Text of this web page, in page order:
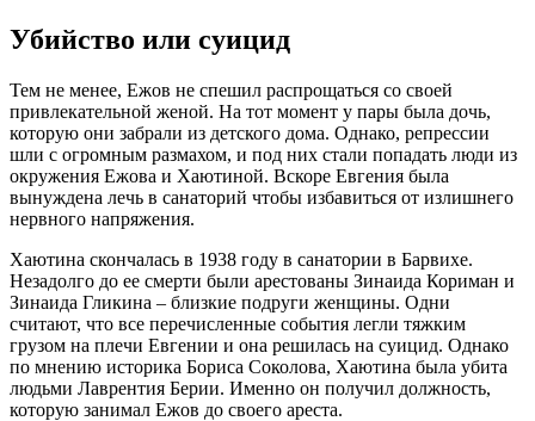
Убийство или суицид
Тем не менее, Ежов не спешил распрощаться со своей
привлекательной женой. На тот момент у пары была дочь,
которую они забрали из детского дома. Однако, репрессии
шли с огромным размахом, и под них стали попадать люди из
окружения Ежова и Хаютиной. Вскоре Евгения была
вынуждена лечь в санаторий чтобы избавиться от излишнего
нервного напряжения.
Хаютина скончалась в 1938 году в санатории в Барвихе.
Незадолго до ее смерти были арестованы Зинаида Кориман и
Зинаида Гликина – близкие подруги женщины. Одни
считают, что все перечисленные события легли тяжким
грузом на плечи Евгении и она решилась на суицид. Однако
по мнению историка Бориса Соколова, Хаютина была убита
людьми Лаврентия Берии. Именно он получил должность,
которую занимал Ежов до своего ареста.